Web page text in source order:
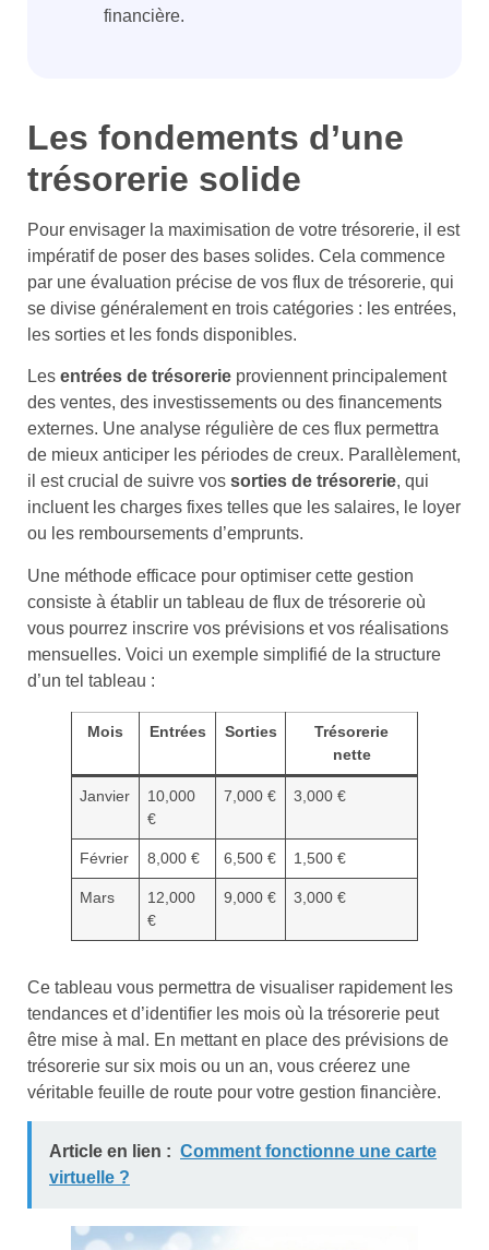
financière.
Les fondements d’une
trésorerie solide
Pour envisager la maximisation de votre trésorerie, il est
impératif de poser des bases solides. Cela commence
par une évaluation précise de vos flux de trésorerie, qui
se divise généralement en trois catégories : les entrées,
les sorties et les fonds disponibles.
Les entrées de trésorerie proviennent principalement
des ventes, des investissements ou des financements
externes. Une analyse régulière de ces flux permettra
de mieux anticiper les périodes de creux. Parallèlement,
il est crucial de suivre vos sorties de trésorerie, qui
incluent les charges fixes telles que les salaires, le loyer
ou les remboursements d’emprunts.
Une méthode efficace pour optimiser cette gestion
consiste à établir un tableau de flux de trésorerie où
vous pourrez inscrire vos prévisions et vos réalisations
mensuelles. Voici un exemple simplifié de la structure
d’un tel tableau :
Mois Entrées Sorties
Trésorerie
nette
Janvier
10,000
€
7,000 € 3,000 €
Février 8,000 € 6,500 € 1,500 €
Mars
12,000
€
9,000 € 3,000 €
Ce tableau vous permettra de visualiser rapidement les
tendances et d’identifier les mois où la trésorerie peut
être mise à mal. En mettant en place des prévisions de
trésorerie sur six mois ou un an, vous créerez une
véritable feuille de route pour votre gestion financière.
Article en lien : Comment fonctionne une carte
virtuelle ?